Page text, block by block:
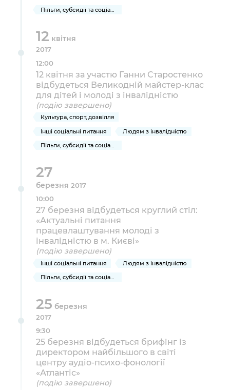
Пільги, субсидії та соціальний захист
12 квітня
2017
12:00
12 квітня за участю Ганни Старостенко
відбудеться Великодній майстер-клас
для дітей і молоді з інвалідністю
(подію завершено)
Культура, спорт, дозвілля
Інші соціальні питання
Людям з інвалідністю
Пільги, субсидії та соціальний захист
27
березня 2017
10:00
27 березня відбудеться круглий стіл:
«Актуальні питання
працевлаштування молоді з
інвалідністю в м. Києві»
(подію завершено)
Інші соціальні питання
Людям з інвалідністю
Пільги, субсидії та соціальний захист
25 березня
2017
9:30
25 березня відбудеться брифінг із
директором найбільшого в світі
центру аудіо-психо-фонології
«Атлантіс»
(подію завершено)